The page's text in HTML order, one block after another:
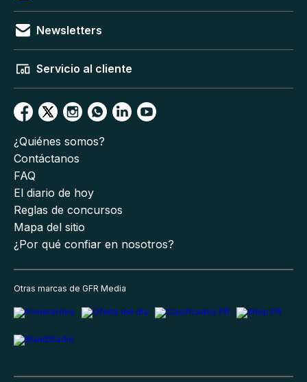
Newsletters
Servicio al cliente
¿Quiénes somos?
Contáctanos
FAQ
El diario de hoy
Reglas de concursos
Mapa del sitio
¿Por qué confiar en nosotros?
Otras marcas de GFR Media